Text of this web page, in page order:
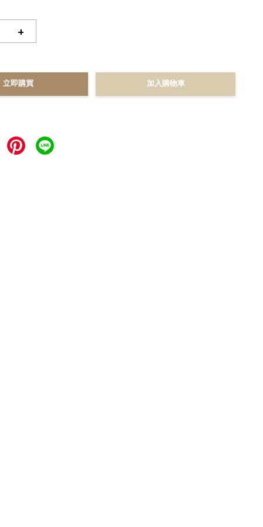
+
立即購買 加入購物車